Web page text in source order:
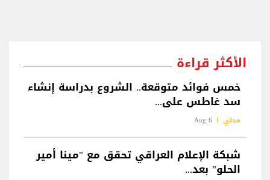
الأكثر قراءة
خمس فوائد متوقعة.. الشروع بدراسة إنشاء
سد غاطس على...
محلي 6 Aug
شبكة الإعلام العراقي تحقق مع "مينا أمير
الحلو" بعد...